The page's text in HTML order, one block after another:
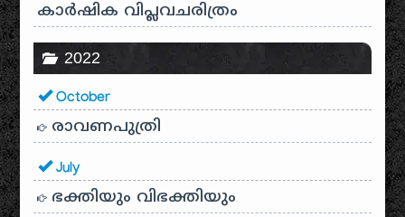
കാർഷിക വിപ്ലവചരിത്രം
2022
October
രാവണപുത്രി
July
ഭക്തിയും വിഭക്തിയും